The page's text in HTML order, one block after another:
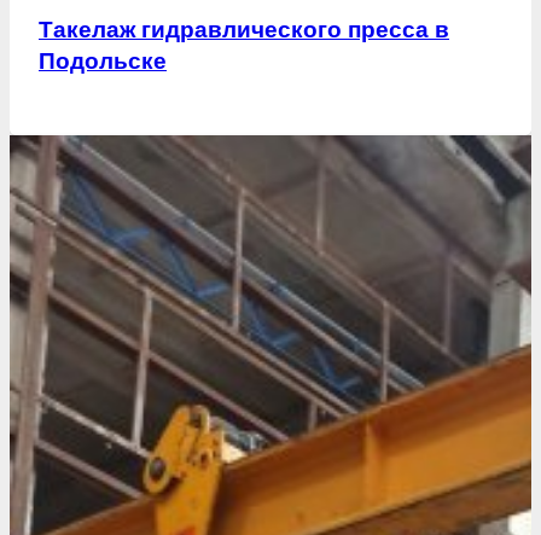
Такелаж гидравлического пресса в
Подольске